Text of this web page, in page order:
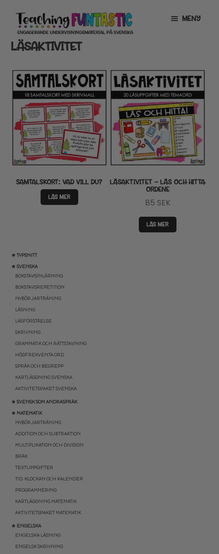
Hoppa
till
navigering
Gå
till
innehåll
MENY
INFO
MITT KONTO
GRATISMATERIAL
EXPANDERA
UNDERMENY
BUTIK
LICENSER
EXPANDERA
UNDERMENY
TIPSHÖRNAN
LÄSAKTIVITET
★ TYPSNITT
★ SVENSKA
BOKSTAVSINLÄRNING
BOKSTAVSREPETITION
NYBÖRJARTRÄNING
LÄSNING
LÄSFÖRSTÅELSE
SKRIVNING
GRAMMATIK OCH RÄTTSTAVNING
HÖGFREKVENTA ORD
SPRÅK OCH BEGREPP
KARTLÄGGNING SVENSKA
AKTIVITETSPAKET SVENSKA
★ SVENSK SOM ANDRASPRÅK
★ MATEMATIK
NYBÖRJARTRÄNING
ADDITION OCH SUBTRAKTION
MULTIPLIKATION OCH DIVISION
BRÅK
TEXTUPPGIFTER
TID: KLOCKAN OCH KALENDER
PROGRAMMERING
KARTLÄGGNING MATEMATIK
AKTIVITETSPAKET MATEMATIK
★ ENGELSKA
ENGELSKA LÄSNING
ENGELSK SKRIVNING
SAMTALSKORT: VAD VILL DU?
LÄS MER
LÄSAKTIVITET – LÄS OCH HITTA
ORDENE
85 SEK
LÄS MER